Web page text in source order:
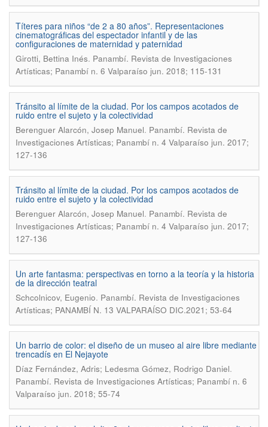
Títeres para niños “de 2 a 80 años”. Representaciones
cinematográficas del espectador infantil y de las
configuraciones de maternidad y paternidad
Girotti, Bettina Inés. Panambí. Revista de Investigaciones
Artísticas; Panambí n. 6 Valparaíso jun. 2018; 115-131
Tránsito al límite de la ciudad. Por los campos acotados de
ruido entre el sujeto y la colectividad
Berenguer Alarcón, Josep Manuel. Panambí. Revista de
Investigaciones Artísticas; Panambí n. 4 Valparaíso jun. 2017;
127-136
Tránsito al límite de la ciudad. Por los campos acotados de
ruido entre el sujeto y la colectividad
Berenguer Alarcón, Josep Manuel. Panambí. Revista de
Investigaciones Artísticas; Panambí n. 4 Valparaíso jun. 2017;
127-136
Un arte fantasma: perspectivas en torno a la teoría y la historia
de la dirección teatral
Schcolnicov, Eugenio. Panambí. Revista de Investigaciones
Artísticas; PANAMBÍ N. 13 VALPARAÍSO DIC.2021; 53-64
Un barrio de color: el diseño de un museo al aire libre mediante
trencadís en El Nejayote
Díaz Fernández, Adris; Ledesma Gómez, Rodrigo Daniel.
Panambí. Revista de Investigaciones Artísticas; Panambí n. 6
Valparaíso jun. 2018; 55-74